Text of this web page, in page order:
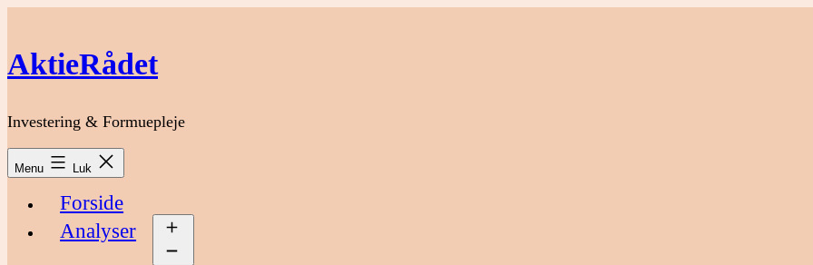
indhold
AktieRådet
Investering & Formuepleje
Menu Luk
Forside
Analyser